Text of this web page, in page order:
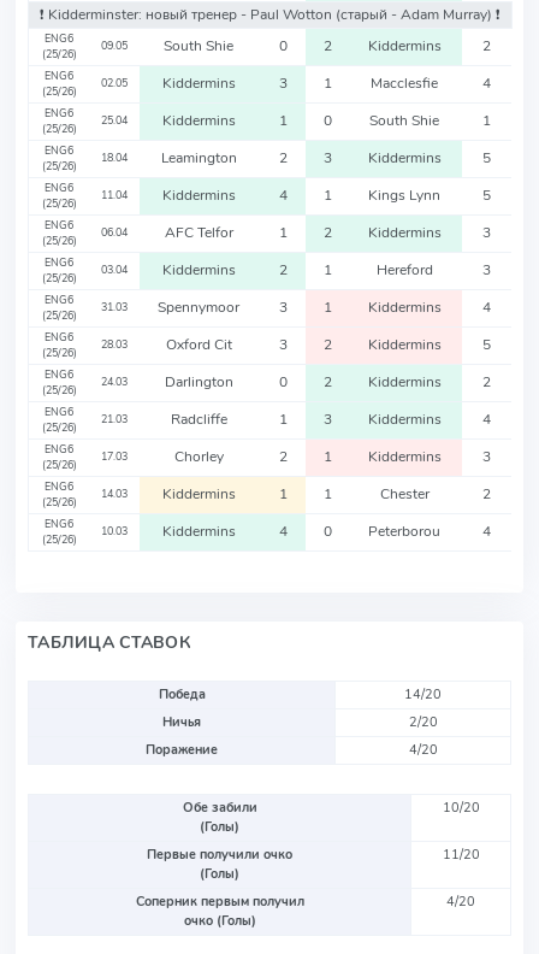
❗️ Kidderminster: новый тренер - Paul Wotton (старый - Adam Murray) ❗️
ENG6
(25/26)
09.05 South Shie 0 2 Kiddermins 2
ENG6
(25/26)
02.05 Kiddermins 3 1 Macclesfie 4
ENG6
(25/26)
25.04 Kiddermins 1 0 South Shie 1
ENG6
(25/26)
18.04 Leamington 2 3 Kiddermins 5
ENG6
(25/26)
11.04 Kiddermins 4 1 Kings Lynn 5
ENG6
(25/26)
06.04 AFC Telfor 1 2 Kiddermins 3
ENG6
(25/26)
03.04 Kiddermins 2 1 Hereford 3
ENG6
(25/26)
31.03 Spennymoor 3 1 Kiddermins 4
ENG6
(25/26)
28.03 Oxford Cit 3 2 Kiddermins 5
ENG6
(25/26)
24.03 Darlington 0 2 Kiddermins 2
ENG6
(25/26)
21.03 Radcliffe 1 3 Kiddermins 4
ENG6
(25/26)
17.03 Chorley 2 1 Kiddermins 3
ENG6
(25/26)
14.03 Kiddermins 1 1 Chester 2
ENG6
(25/26)
10.03 Kiddermins 4 0 Peterborou 4
ТАБЛИЦА СТАВОК
Победа
14/20
Ничья
2/20
Поражение
4/20
Обе забили
(Голы)
10/20
Первые получили очко
(Голы)
11/20
Соперник первым получил
очко (Голы)
4/20